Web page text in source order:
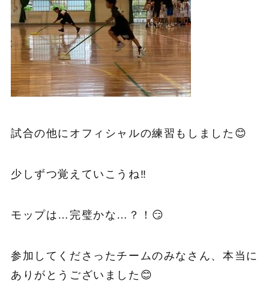
試合の他にオフィシャルの練習もしました😊
少しずつ覚えていこうね‼︎
モップは…完璧かな…？！😏
参加してくださったチームのみなさん、本当に
ありがとうございました😊